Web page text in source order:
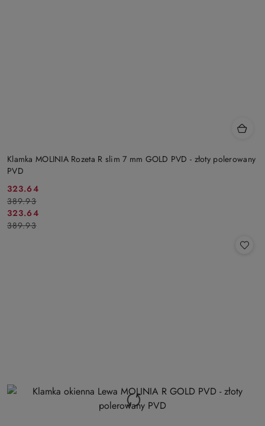
Klamka MOLINIA Rozeta R slim 7 mm GOLD PVD - złoty polerowany
PVD
Cena
promocyjna:
323.64
Cena
przed
promocją:
389.93
Cena
promocyjna:
323.64
Cena
przed
389.93